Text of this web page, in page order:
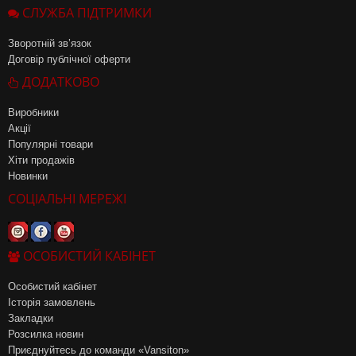
СЛУЖБА ПІДТРИМКИ
Зворотній зв’язок
Договір публічної оферти
ДОДАТКОВО
Виробники
Акції
Популярні товари
Хіти продажів
Новинки
СОЦІАЛЬНІ МЕРЕЖІ
ОСОБИСТИЙ КАБІНЕТ
Особистий кабінет
Історія замовлень
Закладки
Розсилка новин
Приєднуйтесь до команди «Vansiton»